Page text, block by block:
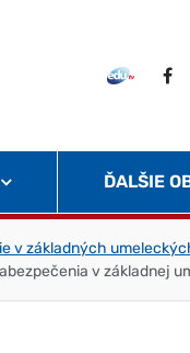
EDU TV
ĎALŠIE
v základných
v základnej